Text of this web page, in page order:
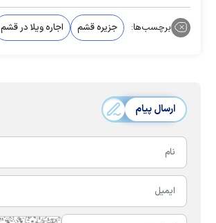
برچسب‌ها: جزیره قشم اجاره ویلا در قشم
ارسال پیام